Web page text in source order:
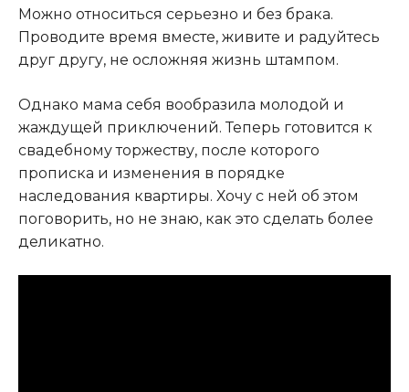
Можно относиться серьезно и без брака.
Проводите время вместе, живите и радуйтесь
друг другу, не осложняя жизнь штампом.
Однако мама себя вообразила молодой и
жаждущей приключений. Теперь готовится к
свадебному торжеству, после которого
прописка и изменения в порядке
наследования квартиры. Хочу с ней об этом
поговорить, но не знаю, как это сделать более
деликатно.